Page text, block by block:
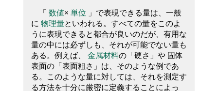
「 数値× 単位 」で表現できる量は、一般
に 物理量といわれる。すべての量をこのよ
うに表現できると都合が良いのだが、有用な
量の中には必ずしも、それが可能でない量も
ある。例えば、 金属材料の「硬さ」や 固体
表面の「表面粗さ」は、そのような例であ
る。このような量に対しては、それを測定す
る方法を十分に厳密に定義することによっ